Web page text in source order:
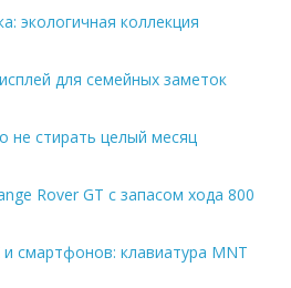
экологичная коллекция
для семейных заметок
не стирать целый месяц
Rover GT с запасом хода 800
смартфонов: клавиатура MNT